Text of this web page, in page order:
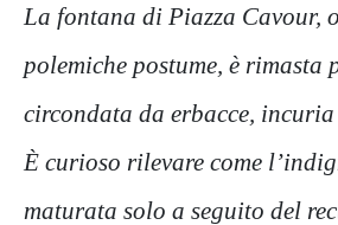
La fontana di Piazza Cavour,
polemiche postume, è rimasta
circondata da erbacce, incuria
È curioso rilevare come
maturata solo a seguito del